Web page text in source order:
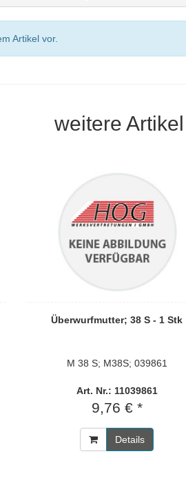
Artikel vor.
weitere
Überwurfmutter; 38 S - 1 Stk
M 38 S; M38S; 039861
Art. Nr.: 11039861
9,76 € *
Details